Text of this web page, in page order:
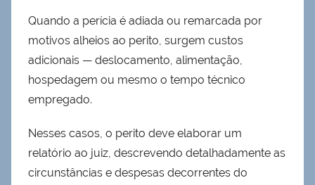
Quando a perícia é adiada ou remarcada por
motivos alheios ao perito, surgem custos
adicionais — deslocamento, alimentação,
hospedagem ou mesmo o tempo técnico
empregado.
Nesses casos, o perito deve elaborar um
relatório ao juiz, descrevendo detalhadamente as
circunstâncias e despesas decorrentes do